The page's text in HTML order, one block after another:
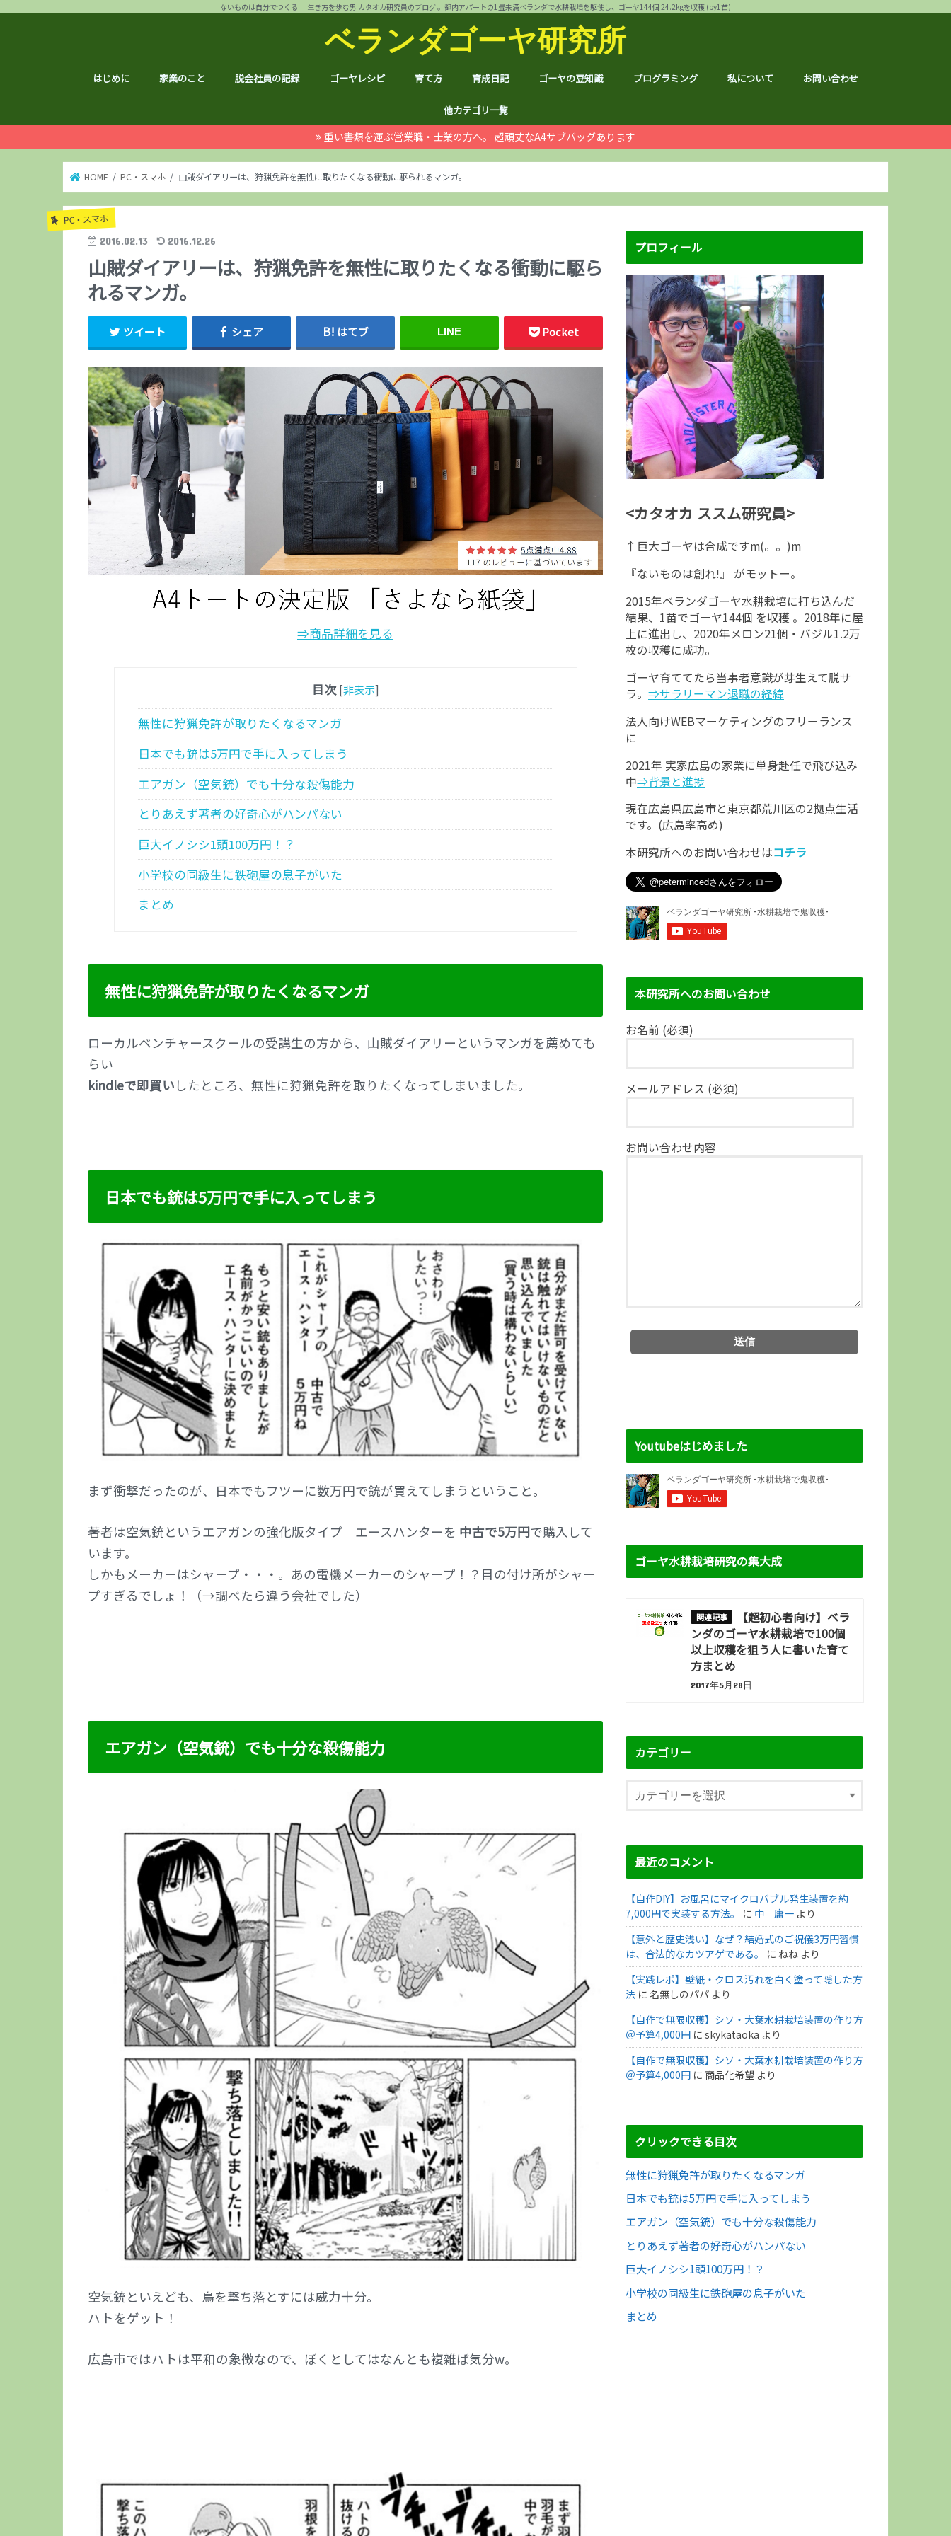
ないものは自分でつくる! 生き方を歩む男 カタオカ研究員のブログ 。都内アパートの1畳未満ベランダで水耕栽培を駆使し、ゴーヤ144個 24.2kgを収穫 (by1苗)
ベランダゴーヤ研究所
はじめに 家業のこと 脱会社員の記録 ゴーヤレシピ 育て方
自動給水装置
ハイポニカ水耕栽培とは
ノウハウ
育成日記
ほんわか
日常
月例報告
収支決算
ゴーヤの豆知識 プログラミング 私について お問い合わせ
他カテゴリ一覧
ゴジラ
空き家
PC・スマホ
シャープ
ドローン
ブログ運営 月次運営報告
ノウハウ
ブロフェス
ムダ知識 顔ハメ
お宝記事
サカナクション
ハンドメイド
マラソン 上野の森ハーフマラソン
荒川リバーサイドマラソン
久喜マラソン
体幹トレーニング
RX100
子育て
#地域ブログ 地元広島のこと
北区のこと
荒川区のこと
台東区のこと
茨城のこと
京都のこと
グルメ
株式投資・お金 個別銘柄分析
株主総会レポ
株主優待
雑貨屋ブルドッグ
仮想通貨
本多静六
お得な節約情報
ふるさと納税
重い書類を運ぶ営業職・士業の方へ。 超頑丈なA4サブバッグあります
HOME PC・スマホ 山賊ダイアリーは、狩猟免許を無性に取りたくなる衝動に駆られるマンガ。
PC・スマホ
2016.02.13 2016.12.26
山賊ダイアリーは、狩猟免許を無性に取りたくなる衝動に駆ら
れるマンガ。
ツイート シェア はてブ LINE Pocket
⇒商品詳細を見る
目次 [非表示]
無性に狩猟免許が取りたくなるマンガ
日本でも銃は5万円で手に入ってしまう
エアガン（空気銃）でも十分な殺傷能力
とりあえず著者の好奇心がハンパない
巨大イノシシ1頭100万円！？
小学校の同級生に鉄砲屋の息子がいた
まとめ
無性に狩猟免許が取りたくなるマンガ
ローカルベンチャースクールの受講生の方から、山賊ダイアリーというマンガを薦めても
らい
kindleで即買い したところ、無性に狩猟免許を取りたくなってしまいました。
日本でも銃は5万円で手に入ってしまう
まず衝撃だったのが、日本でもフツーに数万円で銃が買えてしまうということ。
著者は空気銃というエアガンの強化版タイプ エースハンターを 中古で5万円で購入して
います。
しかもメーカーはシャープ・・・。あの電機メーカーのシャープ！？目の付け所がシャー
プすぎるでしょ！（→調べたら違う会社でした）
エアガン（空気銃）でも十分な殺傷能力
空気銃といえども、鳥を撃ち落とすには威力十分。
ハトをゲット！
広島市ではハトは平和の象徴なので、ぼくとしてはなんとも複雑ば気分w。
プロフィール
<カタオカ ススム研究員>
↑巨大ゴーヤは合成ですm(。。)m
『ないものは創れ!』 がモットー。
2015年ベランダゴーヤ水耕栽培に打ち込んだ
結果、1苗でゴーヤ144個 を収穫 。2018年に屋
上に進出し、2020年メロン21個・バジル1.2万
枚の収穫に成功。
ゴーヤ育ててたら当事者意識が芽生えて脱サ
ラ。 ⇒サラリーマン退職の経緯
法人向けWEBマーケティングのフリーランス
に
2021年 実家広島の家業に単身赴任で飛び込み
中⇒背景と進捗
現在広島県広島市と東京都荒川区の2拠点生活
です。(広島率高め)
本研究所へのお問い合わせはコチラ
本研究所へのお問い合わせ
お名前 (必須)
メールアドレス (必須)
お問い合わせ内容
Youtubeはじめました
ゴーヤ水耕栽培研究の集大成
【超初心者向け】ベラ
ンダのゴーヤ水耕栽培で100個
以上収穫を狙う人に書いた育て
方まとめ
2017年5月28日
カテゴリー
最近のコメント
【自作DIY】お風呂にマイクロバブル発生装置を約
7,000円で実装する方法。
に 中 庸一 より
【意外と歴史浅い】なぜ？結婚式のご祝儀3万円習慣
は、合法的なカツアゲである。
に ねね より
【実践レポ】壁紙・クロス汚れを白く塗って隠した方
法 に 名無しのパパ より
【自作で無限収穫】シソ・大葉水耕栽培装置の作り方
＠予算4,000円 に skykataoka より
【自作で無限収穫】シソ・大葉水耕栽培装置の作り方
＠予算4,000円 に 商品化希望 より
クリックできる目次
無性に狩猟免許が取りたくなるマンガ
日本でも銃は5万円で手に入ってしまう
エアガン（空気銃）でも十分な殺傷能力
とりあえず著者の好奇心がハンパない
巨大イノシシ1頭100万円！？
小学校の同級生に鉄砲屋の息子がいた
まとめ